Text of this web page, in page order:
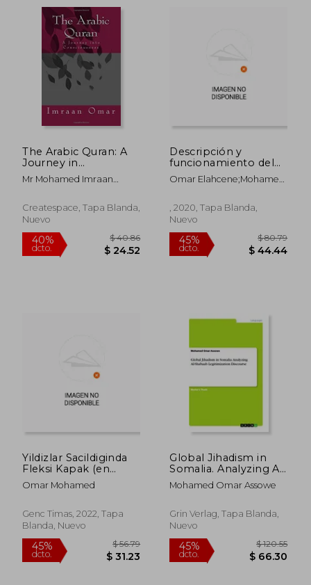
40%
dcto. $ 32.41
45%
dcto.
The Arabic Quran: A
Journey in
Consciousness
Mr Mohamed Imraan
Createspace, Tapa Blanda,
Nuevo
40%
dcto.
$ 40.86
$ 24.52
Descripción y
funcionamiento del
foggara
Omar Elahcene;Mohamed
, 2020, Tapa Blanda,
Nuevo
45%
dcto.
$
$
Yildizlar Sacildiginda
Fleksi Kapak (en
Turco)
Omar Mohamed
Genc Timas, 2022, Tapa
Blanda, Nuevo
Global Jihadism in
Somalia. Analyzing Al-
Shabaab
Legitimization
Mohamed Omar Assowe
Grin Verlag, Tapa Blanda,
Nuevo